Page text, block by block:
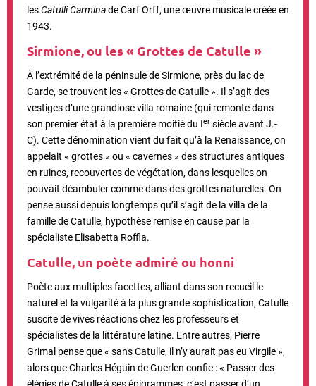
lesCatulli Carminade Carf Orff, une œuvre musicale créée en
1943.
Sirmione, ou les « Grottes de Catulle »
À l’extrémité de la péninsule de Sirmione, près du lac de
Garde, se trouvent les « Grottes de Catulle ». Il s’agit des
vestiges d’une grandiose villa romaine (qui remontedans
son premier état à la première moitié du Ier siècle avant J.-
C). Cette dénomination vient du fait qu’à la Renaissance, on
appelait « grottes » ou « cavernes » des structures antiques
en ruines, recouvertes de végétation, dans lesquelles on
pouvait déambuler comme dans des grottes naturelles. On
pense aussi depuis longtemps qu’il s’agit de la villa de la
famille de Catulle, hypothèse remise en cause par la
spécialiste Elisabetta Roffia.
Catulle, un poète admiré ou honni
Poète aux multiples facettes, alliant dans son recueil le
naturel et la vulgarité à la plus grande sophistication, Catulle
suscite de vives réactions chez les professeurs et
spécialistes de la littérature latine. Entre autres, Pierre
Grimal pense que « sans Catulle, il n’y aurait pas eu Virgile »,
alors que Charles Héguin de Guerlen confie : « Passer des
élégies de Catulle à ses épigrammes, c’est passer d’un